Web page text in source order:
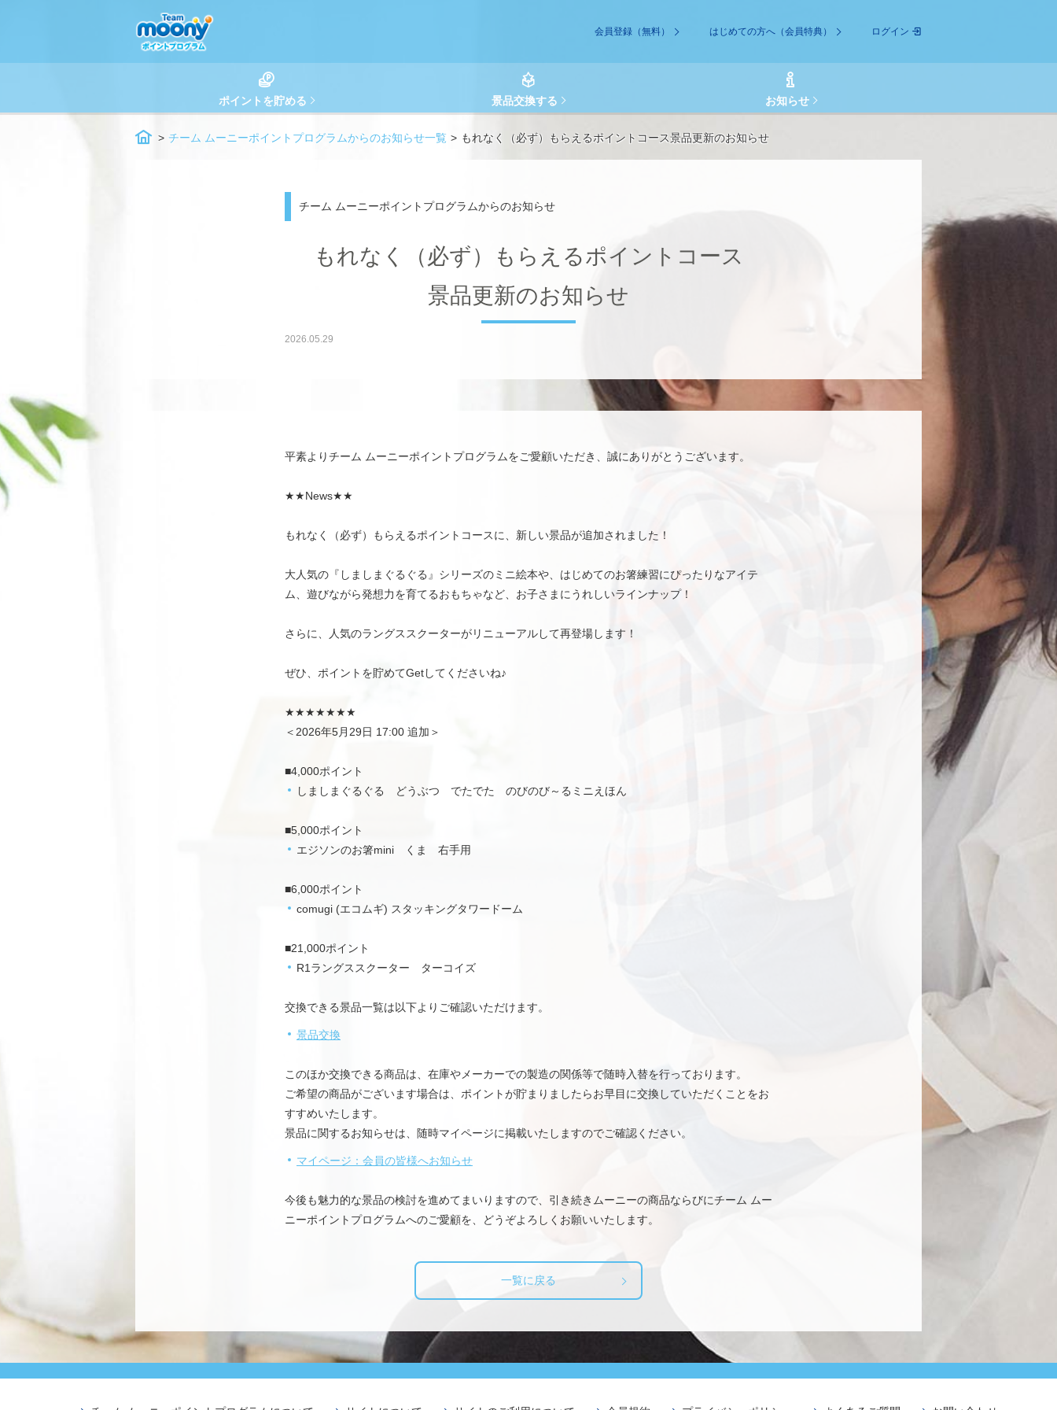
ポイントを貯める 景品交換する お知らせ
会員登録（無料） はじめての方へ（会員特典） ログイン
チーム ムーニーポイントプログラムからのお知らせ一覧 もれなく（必ず）もらえるポイントコース景品更新のお知らせ
チーム ムーニーポイントプログラムからのお知らせ
もれなく（必ず）もらえるポイントコース
景品更新のお知らせ
2026.05.29
平素よりチーム ムーニーポイントプログラムをご愛顧いただき、誠にありがとうございます。
★★News★★
もれなく（必ず）もらえるポイントコースに、新しい景品が追加されました！
大人気の『しましまぐるぐる』シリーズのミニ絵本や、はじめてのお箸練習にぴったりなアイテ
ム、遊びながら発想力を育てるおもちゃなど、お子さまにうれしいラインナップ！
さらに、人気のラングススクーターがリニューアルして再登場します！
ぜひ、ポイントを貯めてGetしてくださいね♪
★★★★★★★
＜2026年5月29日 17:00 追加＞
■4,000ポイント
しましまぐるぐる どうぶつ でたでた のびのび～るミニえほん
■5,000ポイント
エジソンのお箸mini くま 右手用
■6,000ポイント
comugi (エコムギ) スタッキングタワードーム
■21,000ポイント
R1ラングススクーター ターコイズ
交換できる景品一覧は以下よりご確認いただけます。
景品交換
このほか交換できる商品は、在庫やメーカーでの製造の関係等で随時入替を行っております。
ご希望の商品がございます場合は、ポイントが貯まりましたらお早目に交換していただくことをお
すすめいたします。
景品に関するお知らせは、随時マイページに掲載いたしますのでご確認ください。
マイページ：会員の皆様へお知らせ
今後も魅力的な景品の検討を進めてまいりますので、引き続きムーニーの商品ならびにチーム ムー
ニーポイントプログラムへのご愛顧を、どうぞよろしくお願いいたします。
一覧に戻る